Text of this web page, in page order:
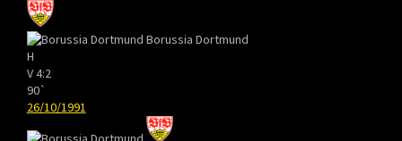
Borussia Dortmund
H
V4:2
90`
26/10/1991